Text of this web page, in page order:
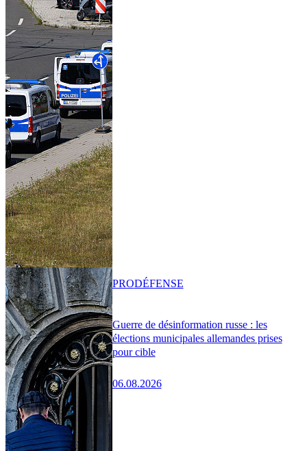
Guerre de désinformation russe : les
élections municipales allemandes prises
pour cible
06.08.2026
PRODÉFENSE